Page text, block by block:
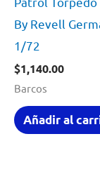
By Revell
1/72
$1,140.00
Barcos
Añadir al